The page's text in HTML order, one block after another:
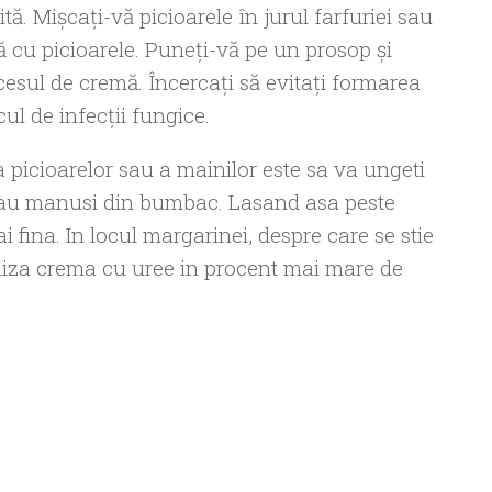
Mișcați-vă picioarele în jurul farfuriei sau
picioarele. Puneți-vă pe un prosop și
de cremă. Încercați să evitați formarea
de infecții fungice.
sau a mainilor este sa va ungeti
manusi din bumbac. Lasand asa peste
In locul margarinei, despre care se stie
crema cu uree in procent mai mare de